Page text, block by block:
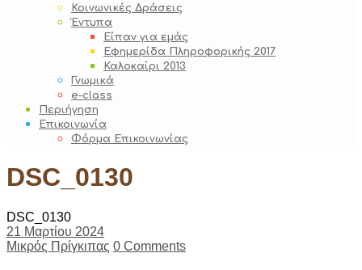
Κοινωνικές Δράσεις
Έντυπα
Είπαν για εμάς
Εφημερίδα Πληροφορικής 2017
Καλοκαίρι 2013
Γνωμικά
e-class
Περιήγηση
Επικοινωνία
Φόρμα Επικοινωνίας
DSC_0130
DSC_0130
21 Μαρτίου 2024
Μικρός Πρίγκιπας 0 Comments